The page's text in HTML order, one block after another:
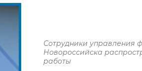
Сотрудники управления
Новороссийска
работы